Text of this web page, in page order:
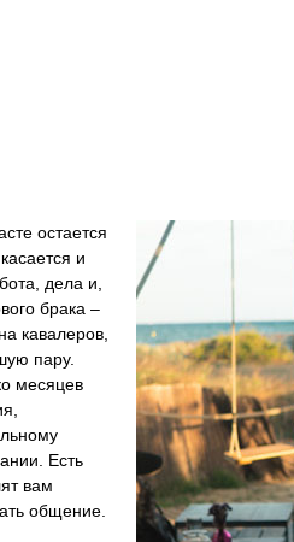
остается
и
дела и,
брака –
кавалеров,
пару.
месяцев
Есть
вам
общение.